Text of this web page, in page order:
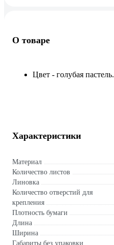
О товаре
Цвет - голубая пастель.
Характеристики
Материал
Количество листов
Линовка
Количество отверстий для
крепления
Плотность бумаги
Длина
Ширина
Габариты без упаковки